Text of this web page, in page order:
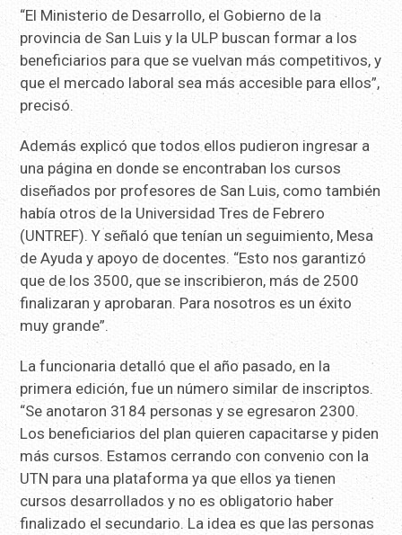
“El Ministerio de Desarrollo, el Gobierno de la
provincia de San Luis y la ULP buscan formar a los
beneficiarios para que se vuelvan más competitivos, y
que el mercado laboral sea más accesible para ellos”,
precisó.
Además explicó que todos ellos pudieron ingresar a
una página en donde se encontraban los cursos
diseñados por profesores de San Luis, como también
había otros de la Universidad Tres de Febrero
(UNTREF). Y señaló que tenían un seguimiento, Mesa
de Ayuda y apoyo de docentes. “Esto nos garantizó
que de los 3500, que se inscribieron, más de 2500
finalizaran y aprobaran. Para nosotros es un éxito
muy grande”.
La funcionaria detalló que el año pasado, en la
primera edición, fue un número similar de inscriptos.
“Se anotaron 3184 personas y se egresaron 2300.
Los beneficiarios del plan quieren capacitarse y piden
más cursos. Estamos cerrando con convenio con la
UTN para una plataforma ya que ellos ya tienen
cursos desarrollados y no es obligatorio haber
finalizado el secundario. La idea es que las personas